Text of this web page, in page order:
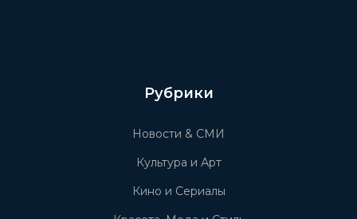
Рубрики
Новости & СМИ
Культура и Арт
Кино и Сериалы